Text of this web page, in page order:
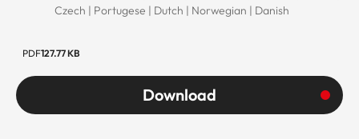
Czech | Portugese | Dutch | Norwegian | Danish
PDF127.77 KB
Download